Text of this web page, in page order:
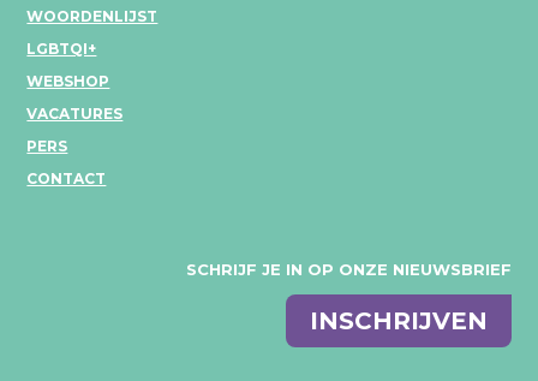
WOORDENLIJST
LGBTQI+
WEBSHOP
VACATURES
PERS
CONTACT
SCHRIJF JE IN OP ONZE NIEUWSBRIEF
E-
mail
INSCHRIJVEN